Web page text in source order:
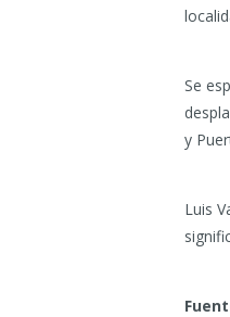
Se
y
Luis